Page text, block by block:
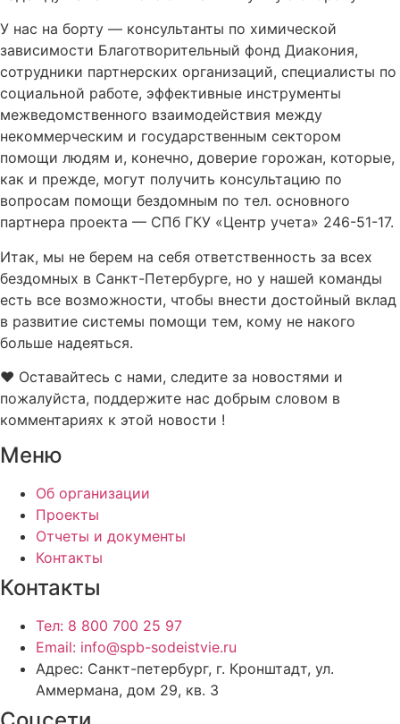
У нас на борту — консультанты по химической
зависимости Благотворительный фонд Диакония,
сотрудники партнерских организаций, специалисты по
социальной работе, эффективные инструменты
межведомственного взаимодействия между
некоммерческим и государственным сектором
помощи людям и, конечно, доверие горожан, которые,
как и прежде, могут получить консультацию по
вопросам помощи бездомным по тел. основного
партнера проекта — СПб ГКУ «Центр учета» 246-51-17.
Итак, мы не берем на себя ответственность за всех
бездомных в Санкт-Петербурге, но у нашей команды
есть все возможности, чтобы внести достойный вклад
в развитие системы помощи тем, кому не накого
больше надеяться.
❤️ Оставайтесь с нами, следите за новостями и
пожалуйста, поддержите нас добрым словом в
комментариях к этой новости !
Меню
Об организации
Проекты
Отчеты и документы
Контакты
Контакты
Тел: 8 800 700 25 97
Email: info@spb-sodeistvie.ru
Адрес: Санкт-петербург, г. Кронштадт, ул.
Аммермана, дом 29, кв. 3